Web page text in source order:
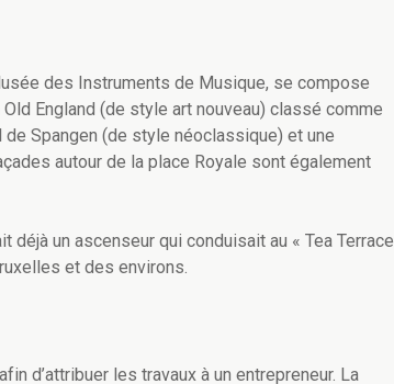
des Instruments de Musique, se compose
England (de style art nouveau) classé comme
Spangen (de style néoclassique) et une
autour de la place Royale sont également
un ascenseur qui conduisait au « Tea Terrace
et des environs.
d’attribuer les travaux à un entrepreneur. La